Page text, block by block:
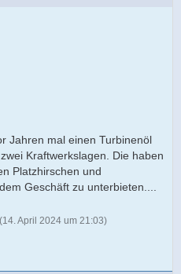
Jahren mal einen Turbinenöl
Kraftwerkslagen. Die haben
Platzhirschen und
Geschäft zu unterbieten....
14. April 2024 um 21:03)